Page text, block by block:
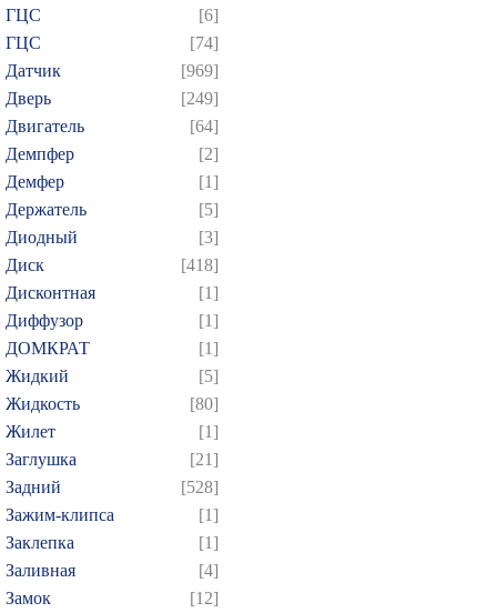
ГЦC
[6]
ГЦС
[74]
Датчик
[969]
Дверь
[249]
Двигатель
[64]
Демпфер
[2]
Демфер
[1]
Держатель
[5]
Диодный
[3]
Диск
[418]
Дисконтная
[1]
Диффузор
[1]
ДОМКРАТ
[1]
Жидкий
[5]
Жидкость
[80]
Жилет
[1]
Заглушка
[21]
Задний
[528]
Зажим-клипса
[1]
Заклепка
[1]
Заливная
[4]
Замок
[12]